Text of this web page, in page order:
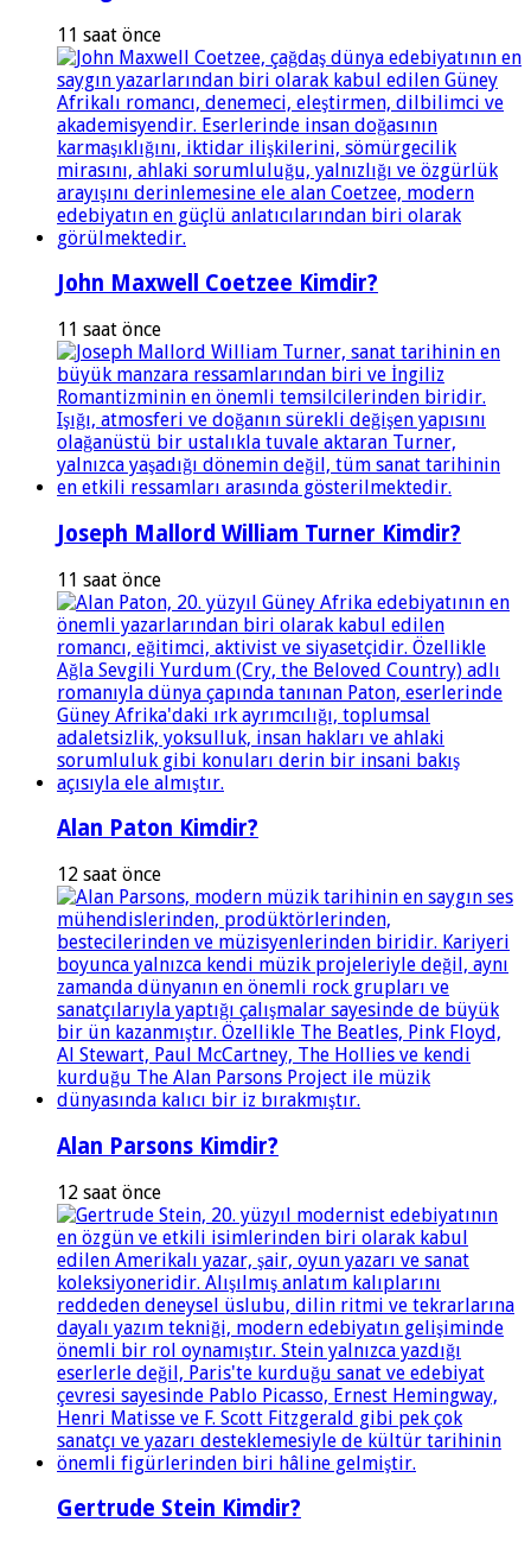
11 saat önce
John Maxwell Coetzee Kimdir?
11 saat önce
Joseph Mallord William Turner Kimdir?
11 saat önce
Alan Paton Kimdir?
12 saat önce
Alan Parsons Kimdir?
12 saat önce
Gertrude Stein Kimdir?